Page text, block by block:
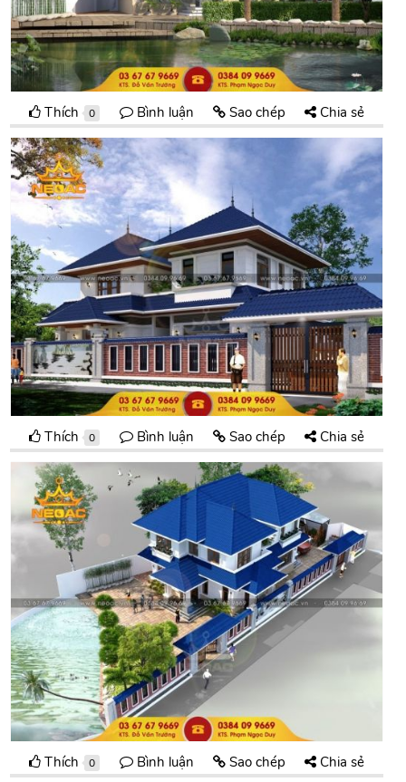
Thích 0 Bình luận Sao chép Chia sẻ
Thích 0 Bình luận Sao chép Chia sẻ
Thích 0 Bình luận Sao chép Chia sẻ